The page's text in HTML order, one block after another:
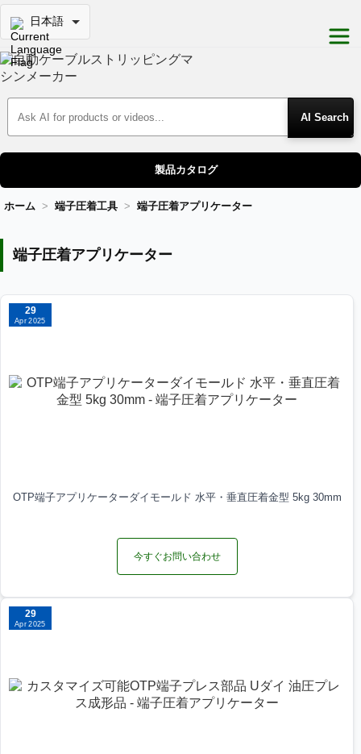
日本語
Search Products
製品カタログ
ホーム 端子圧着工具 端子圧着アプリケーター
端子圧着アプリケーター
29
Apr 2025
OTP端子アプリケーターダイモールド 水平・垂直圧着金型 5kg 30mm
今すぐお問い合わせ
29
Apr 2025